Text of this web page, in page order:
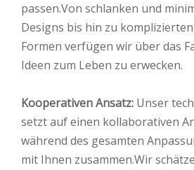
passen.Von schlanken und
Designs bis hin zu
Formen verfügen wir über das
Ideen zum Leben zu erwecken.
Kooperativen Ansatz: Unser
setzt auf einen kollaborativen
während des gesamten
mit Ihnen zusammen.Wir